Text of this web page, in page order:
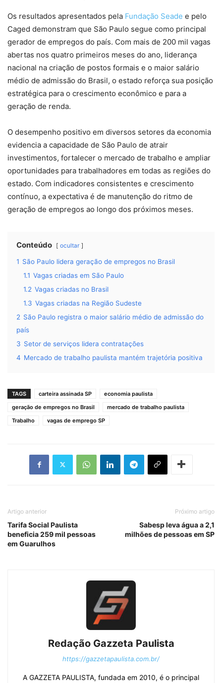
Os resultados apresentados pela Fundação Seade e pelo
Caged demonstram que São Paulo segue como principal
gerador de empregos do país. Com mais de 200 mil vagas
abertas nos quatro primeiros meses do ano, liderança
nacional na criação de postos formais e o maior salário
médio de admissão do Brasil, o estado reforça sua posição
estratégica para o crescimento econômico e para a
geração de renda.
O desempenho positivo em diversos setores da economia
evidencia a capacidade de São Paulo de atrair
investimentos, fortalecer o mercado de trabalho e ampliar
oportunidades para trabalhadores em todas as regiões do
estado. Com indicadores consistentes e crescimento
contínuo, a expectativa é de manutenção do ritmo de
geração de empregos ao longo dos próximos meses.
Conteúdo ocultar
1 São Paulo lidera geração de empregos no Brasil
1.1 Vagas criadas em São Paulo
1.2 Vagas criadas no Brasil
1.3 Vagas criadas na Região Sudeste
2 São Paulo registra o maior salário médio de admissão do
país
3 Setor de serviços lidera contratações
4 Mercado de trabalho paulista mantém trajetória positiva
TAGS carteira assinada SP
economia paulista
geração de empregos no Brasil
mercado de trabalho paulista
Trabalho
vagas de emprego SP
Artigo anterior
Tarifa Social Paulista
beneficia 259 mil pessoas
em Guarulhos
Próximo artigo
Sabesp leva água a 2,1
milhões de pessoas em SP
Redação Gazzeta Paulista
https://gazzetapaulista.com.br/
A GAZZETA PAULISTA, fundada em 2010, é o principal